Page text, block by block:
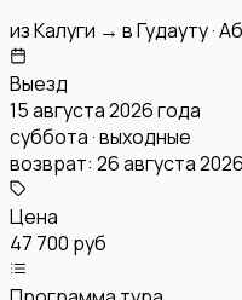
изКалуги → вГудауту·
Выезд
15 августа 2026 года
суббота · выходные
возврат: 26 августа
Цена
47 700 руб